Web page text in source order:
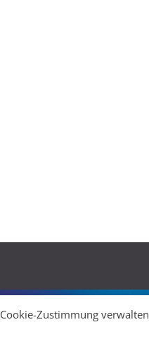
Cookie-Zustimmung verwalten